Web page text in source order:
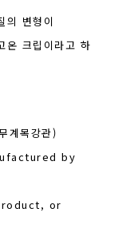
의 변형이
온 크립이라고 하
목강관)
by
or